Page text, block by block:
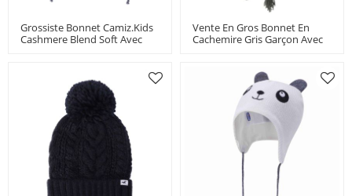
Grossiste Bonnet Camiz.kids
Cashmere Blend Soft Avec
Vente En Gros Bonnet En
Cachemire Gris Garçon Avec